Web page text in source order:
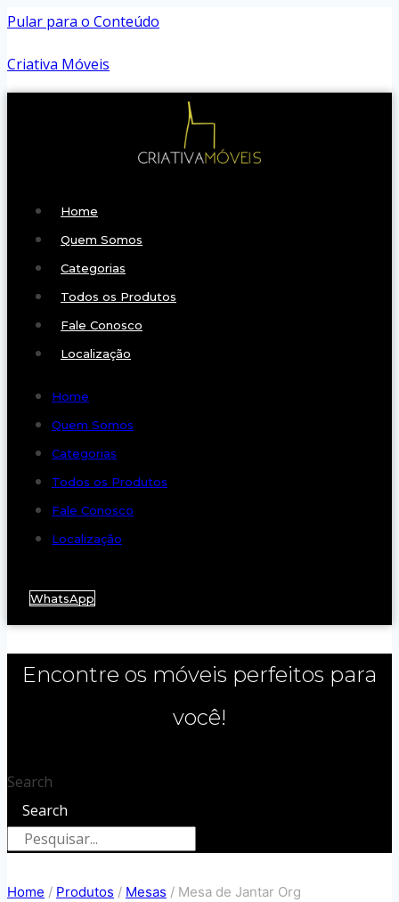
Pular para o Conteúdo
Criativa Móveis
Home
Quem Somos
Categorias
Todos os Produtos
Fale Conosco
Localização
Home
Quem Somos
Categorias
Todos os Produtos
Fale Conosco
Localização
WhatsApp
Encontre os móveis perfeitos para
você!
Search
Search
Home / Produtos / Mesas / Mesa de Jantar Org